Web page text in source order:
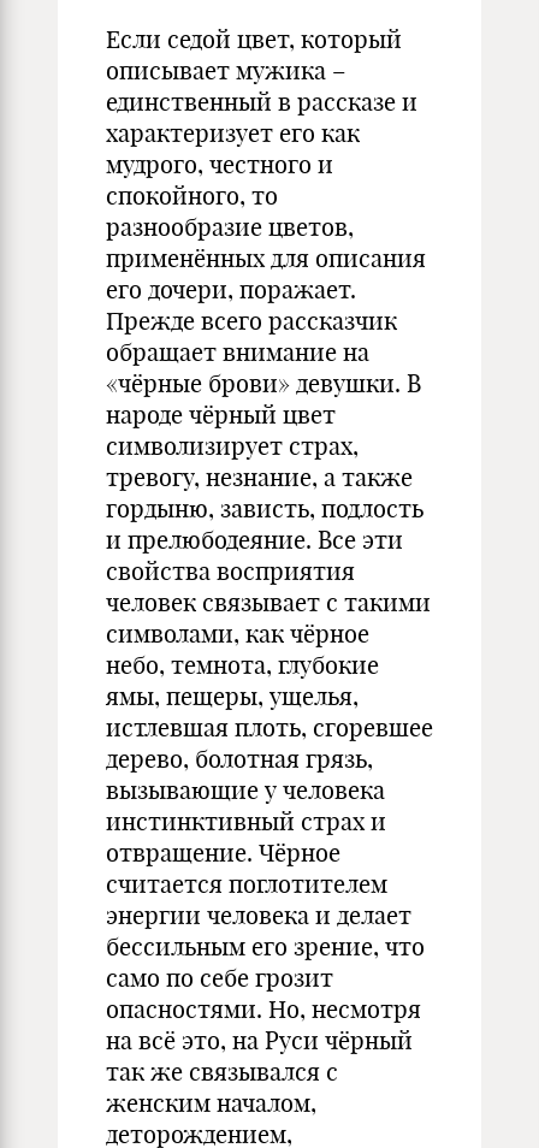
Если седой цвет, который
описывает мужика –
единственный в рассказе и
характеризует его как
мудрого, честного и
спокойного, то
разнообразие цветов,
применённых для описания
его дочери, поражает.
Прежде всего рассказчик
обращает внимание на
«чёрные брови» девушки. В
народе чёрный цвет
символизирует страх,
тревогу, незнание, а также
гордыню, зависть, подлость
и прелюбодеяние. Все эти
свойства восприятия
человек связывает с такими
символами, как чёрное
небо, темнота, глубокие
ямы, пещеры, ущелья,
истлевшая плоть, сгоревшее
дерево, болотная грязь,
вызывающие у человека
инстинктивный страх и
отвращение. Чёрное
считается поглотителем
энергии человека и делает
бессильным его зрение, что
само по себе грозит
опасностями. Но, несмотря
на всё это, на Руси чёрный
так же связывался с
женским началом,
деторождением,